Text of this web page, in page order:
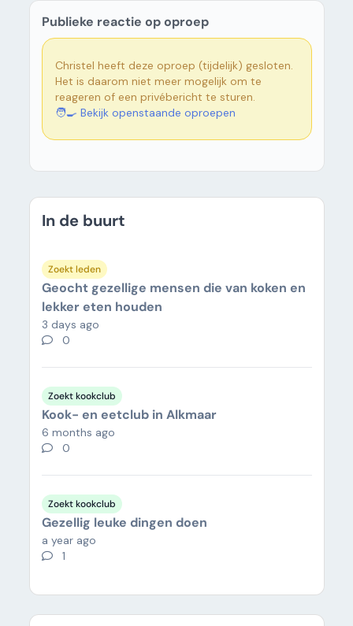
Publieke reactie op oproep
Christel heeft deze oproep (tijdelijk) gesloten.
Het is daarom niet meer mogelijk om te
reageren of een privébericht te sturen.
🧑‍🍳 Bekijk openstaande oproepen
In de buurt
Zoekt leden
Geocht gezellige mensen die van koken en
lekker eten houden
3 days ago
0
Zoekt kookclub
Kook- en eetclub in Alkmaar
6 months ago
0
Zoekt kookclub
Gezellig leuke dingen doen
a year ago
1